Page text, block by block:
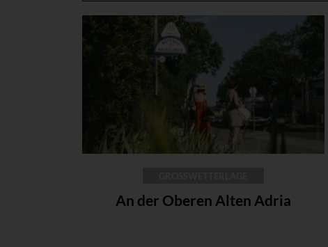
An der Oberen Alten Adria